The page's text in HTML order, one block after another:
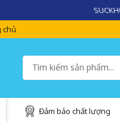
chủ
Đảm bảo chất lượng